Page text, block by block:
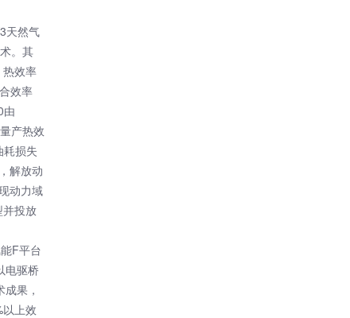
天然气
。其
效率
效率
由
产热效
耗损失
解放动
动力域
并投放
F平台
电驱桥
果，
上效